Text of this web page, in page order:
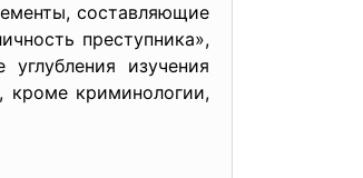
составляющие
преступника»,
изучения
кроме криминологии,